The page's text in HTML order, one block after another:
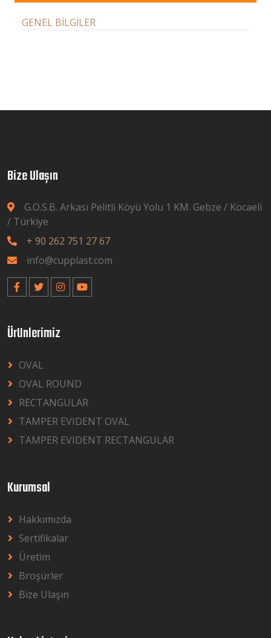
GENEL BİLGİLER
Bize Ulaşın
G.O.S.B. Arkası Pelitli Köyü Yolu 1 KM. Gebze / Kocaeli
/ Türkiye
+ 90 262 751 27 67
info@cupplast.com
Ürünlerimiz
OVAL
OVAL ROUND
RECTANGULAR
TAMPER EVIDENT OVAL
TAMPER EVIDENT RECTANGULAR
Kurumsal
Hakkımızda
Sertifikalar
Üretim
Broşürler
Bize Ulaşın